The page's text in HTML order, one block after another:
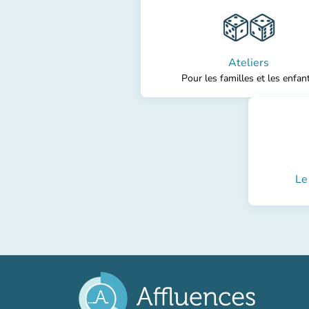
Ateliers
Pour les familles et les